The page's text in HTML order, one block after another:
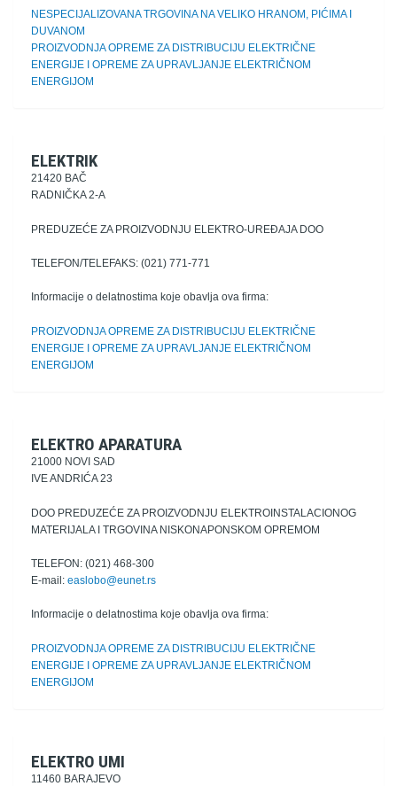
NESPECIJALIZOVANA TRGOVINA NA VELIKO HRANOM, PIĆIMA I
DUVANOM
PROIZVODNJA OPREME ZA DISTRIBUCIJU ELEKTRIČNE
ENERGIJE I OPREME ZA UPRAVLJANJE ELEKTRIČNOM
ENERGIJOM
ELEKTRIK
21420 BAČ
RADNIČKA 2-A
PREDUZEĆE ZA PROIZVODNJU ELEKTRO-UREĐAJA DOO
TELEFON/TELEFAKS: (021) 771-771
Informacije o delatnostima koje obavlja ova firma:
PROIZVODNJA OPREME ZA DISTRIBUCIJU ELEKTRIČNE
ENERGIJE I OPREME ZA UPRAVLJANJE ELEKTRIČNOM
ENERGIJOM
ELEKTRO APARATURA
21000 NOVI SAD
IVE ANDRIĆA 23
DOO PREDUZEĆE ZA PROIZVODNJU ELEKTROINSTALACIONOG
MATERIJALA I TRGOVINA NISKONAPONSKOM OPREMOM
TELEFON: (021) 468-300
E-mail: easlobo@eunet.rs
Informacije o delatnostima koje obavlja ova firma:
PROIZVODNJA OPREME ZA DISTRIBUCIJU ELEKTRIČNE
ENERGIJE I OPREME ZA UPRAVLJANJE ELEKTRIČNOM
ENERGIJOM
ELEKTRO UMI
11460 BARAJEVO